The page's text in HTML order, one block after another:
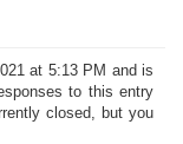
at 5:13 PM and is
to this entry
closed, but you